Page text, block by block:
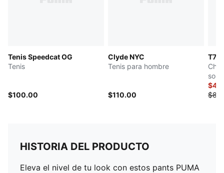
Tenis Speedcat OG
Tenis
$100.00
Clyde NYC
Tenis para hombre
$110.00
T7
HISTORIA DEL PRODUCTO
Eleva el nivel de tu look con estos pants PUMA